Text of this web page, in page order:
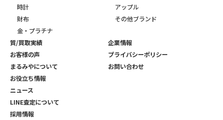
時計
財布
金・プラチナ
アップル
その他ブランド
質/買取実績
お客様の声
まるみやについて
お役立ち情報
ニュース
LINE査定について
採用情報
企業情報
プライバシーポリシー
お問い合わせ